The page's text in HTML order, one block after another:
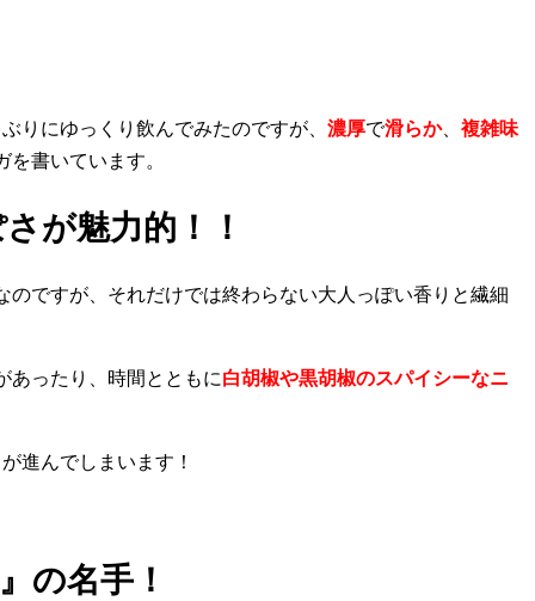
にゆっくり飲んでみたのですが、 濃厚で滑らか、 複雑味
書いています。
が魅力的！！
ですが、それだけでは終わらない大人っぽい香りと繊細
あったり、時間とともに白胡椒や黒胡椒のスパイシーなニ
進んでしまいます！
の名手！